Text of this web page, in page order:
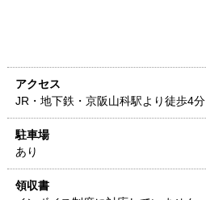
アクセス
JR・地下鉄・京阪山科駅より徒歩4分
駐車場
あり
領収書